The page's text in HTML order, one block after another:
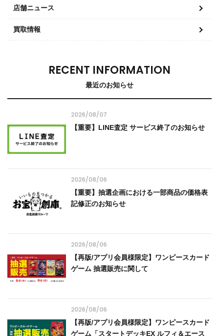
店舗ニュース
買取情報
RECENT INFORMATION
最近のお知らせ
2026/08/07
【重要】LINE査定 サービス終了のお知らせ
2026/08/06
【重要】抽選企画における一部商品の価格表
記修正のお知らせ
2026/08/06
【再版/アプリ会員様限定】ワンピースカード
ゲーム 抽選販売に関して
2026/08/06
【再版/アプリ会員様限定】ワンピースカード
ゲーム「スタートデッキEX ルフィ＆エース